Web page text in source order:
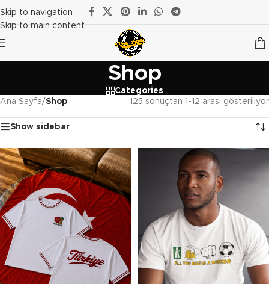
Skip to navigation
Skip to main content
Shop
Categories
Ana Sayfa/Shop 125 sonuçtan 1-12 arası gösteriliyor
Show sidebar